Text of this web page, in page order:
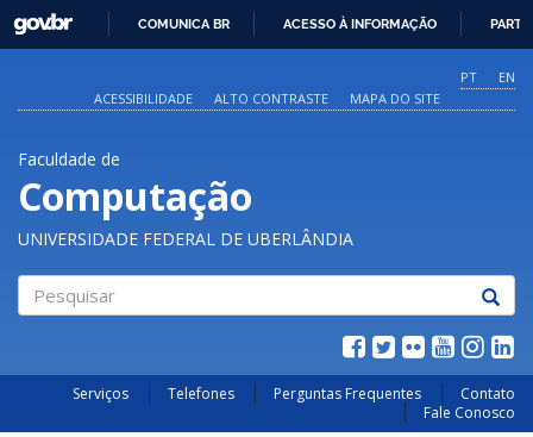
O
CONTEÚDO
GOVBR
COMUNICA BR ACESSO À INFORMAÇÃO
PT
EN
ACESSIBILIDADE
ALTO CONTRASTE MAPA DO SITE
Faculdade de
Computação
UNIVERSIDADE FEDERAL DE UBERLÂNDIA
Serviços Telefones Perguntas Frequentes
Contato
Fale Conosco